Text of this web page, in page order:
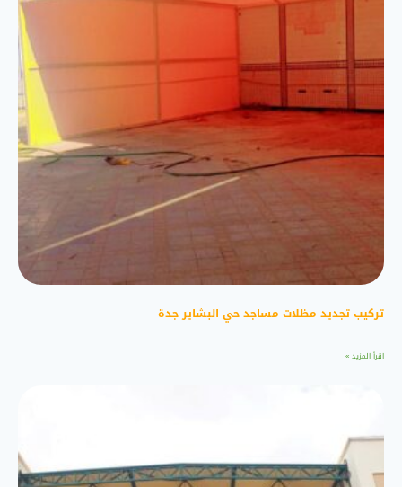
تركيب تجديد مظلات مساجد حي البشاير جدة
اقرأ المزيد »